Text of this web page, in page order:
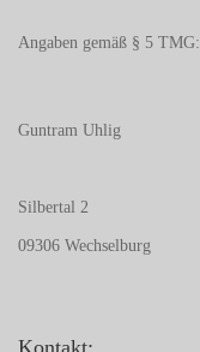
Angaben gemäß § 5 TMG:
Guntram Uhlig
Silbertal 2
09306 Wechselburg
Kontakt: